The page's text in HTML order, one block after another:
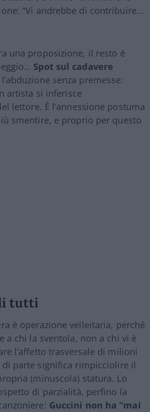
“Vi andrebbe di contribuire…
una proposizione, il resto è
Spot sul cadavere
l’abduzione senza premesse:
artista si inferisce
lettore. È l’annessione postuma
smentire, e proprio per questo
tutti
è operazione velleitaria, perché
a chi la sventola, non a chi vi è
l’affetto trasversale di milioni
parte significa rimpicciolire il
(minuscola) statura. Lo
di parzialità, perfino la
Guccini non ha “mai